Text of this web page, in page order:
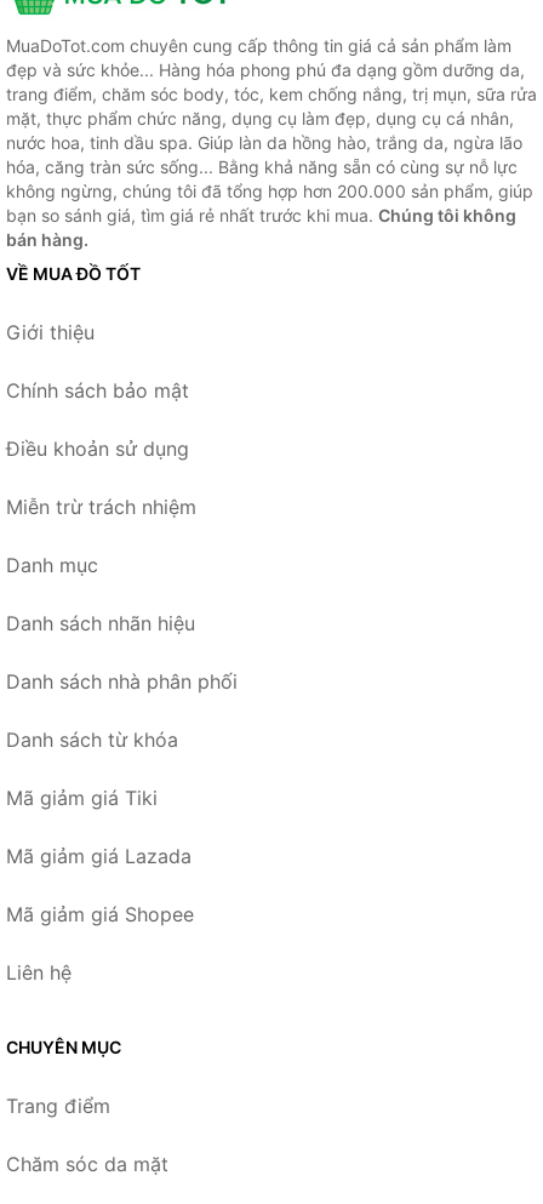
MuaDoTot.com chuyên cung cấp thông tin giá cả sản phẩm làm
đẹp và sức khỏe... Hàng hóa phong phú đa dạng gồm dưỡng da,
trang điểm, chăm sóc body, tóc, kem chống nắng, trị mụn, sữa rửa
mặt, thực phẩm chức năng, dụng cụ làm đẹp, dụng cụ cá nhân,
nước hoa, tinh dầu spa. Giúp làn da hồng hào, trắng da, ngừa lão
hóa, căng tràn sức sống... Bằng khả năng sẵn có cùng sự nỗ lực
không ngừng, chúng tôi đã tổng hợp hơn 200.000 sản phẩm, giúp
bạn so sánh giá, tìm giá rẻ nhất trước khi mua. Chúng tôi không
bán hàng.
VỀ MUA ĐỒ TỐT
Giới thiệu
Chính sách bảo mật
Điều khoản sử dụng
Miễn trừ trách nhiệm
Danh mục
Danh sách nhãn hiệu
Danh sách nhà phân phối
Danh sách từ khóa
Mã giảm giá Tiki
Mã giảm giá Lazada
Mã giảm giá Shopee
Liên hệ
CHUYÊN MỤC
Trang điểm
Chăm sóc da mặt